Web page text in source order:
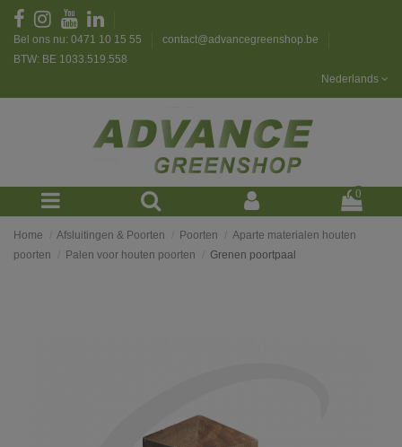
Bel ons nu: 0471 10 15 55
contact@advancegreenshop.be
BTW: BE 1033.519.558
Nederlands
0
Home Afsluitingen & Poorten Poorten
Aparte materialen houten
poorten
Palen voor houten poorten Grenen poortpaal